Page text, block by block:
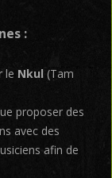
:
le Nkul(Tam
proposer des
avec des
afin de